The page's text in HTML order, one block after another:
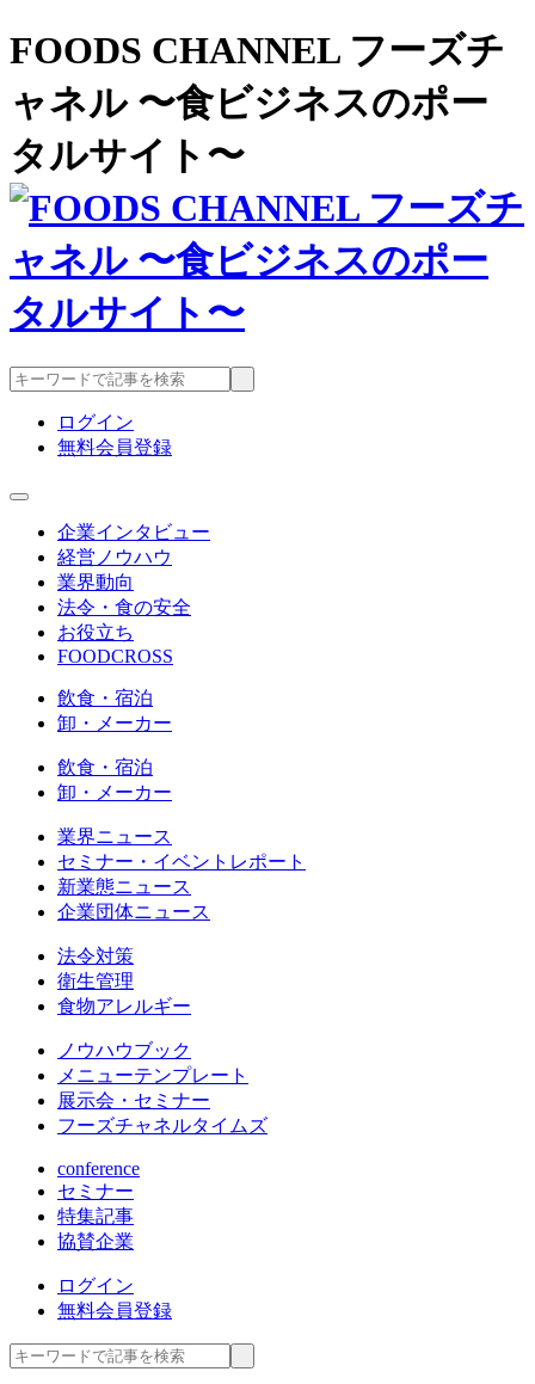
FOODS CHANNEL フーズチ
ャネル 〜食ビジネスのポー
タルサイト〜
ログイン
無料会員登録
企業インタビュー
経営ノウハウ
業界動向
法令・食の安全
お役立ち
FOODCROSS
飲食・宿泊
卸・メーカー
飲食・宿泊
卸・メーカー
業界ニュース
セミナー・イベントレポート
新業態ニュース
企業団体ニュース
法令対策
衛生管理
食物アレルギー
ノウハウブック
メニューテンプレート
展示会・セミナー
フーズチャネルタイムズ
conference
セミナー
特集記事
協賛企業
ログイン
無料会員登録